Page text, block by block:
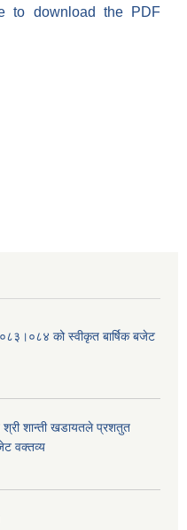
to download the PDF
को स्वीकृत बार्षिक बजेट
शान्ती खडायतले प्रशतुत
वक्तव्य